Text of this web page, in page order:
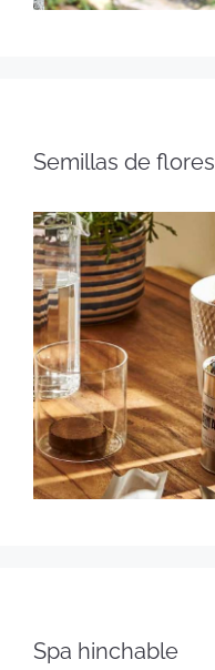
Semillas de flores
Spa hinchable